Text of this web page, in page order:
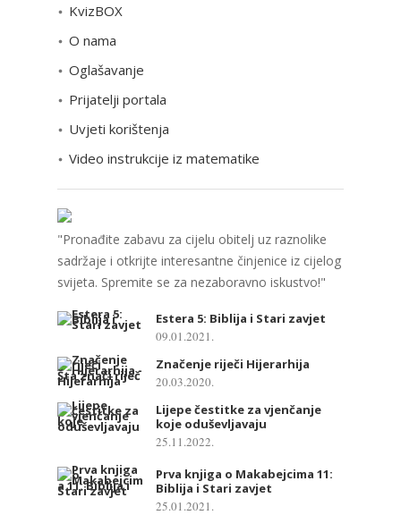
g
i
j
KvizBOX
O nama
Oglašavanje
Prijatelji portala
Uvjeti korištenja
Video instrukcije iz matematike
"Pronađite zabavu za cijelu obitelj uz raznolike
sadržaje i otkrijte interesantne činjenice iz cijelog
svijeta. Spremite se za nezaboravno iskustvo!"
Estera 5: Biblija i Stari zavjet
09.01.2021.
Značenje riječi Hijerarhija
20.03.2020.
Lijepe čestitke za vjenčanje
koje oduševljavaju
25.11.2022.
Prva knjiga o Makabejcima 11:
Biblija i Stari zavjet
25.01.2021.